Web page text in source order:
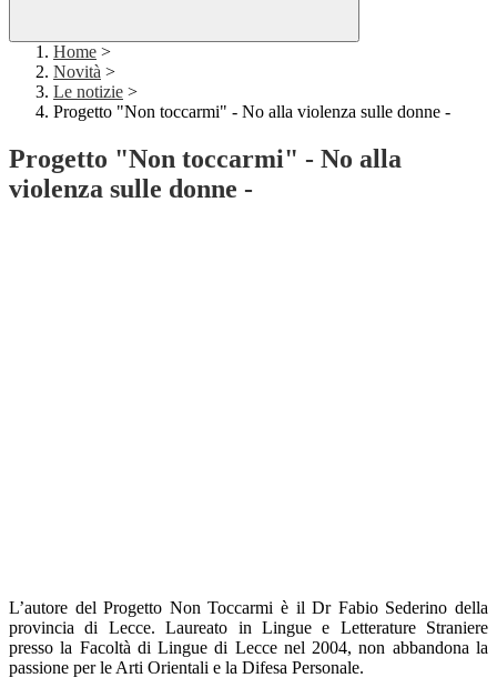
Home >
Novità >
Le notizie >
Progetto "Non toccarmi" - No alla violenza sulle donne -
Progetto "Non toccarmi" - No alla
violenza sulle donne -
L’autore del Progetto Non Toccarmi è il Dr Fabio Sederino della
provincia di Lecce. Laureato in Lingue e Letterature Straniere
presso la Facoltà di Lingue di Lecce nel 2004, non abbandona la
passione per le Arti Orientali e la Difesa Personale.